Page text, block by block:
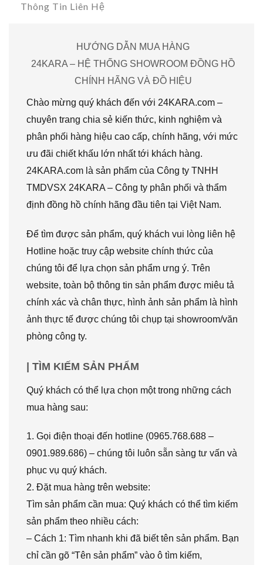
Thông Tin Liên Hệ
HƯỚNG DẪN MUA HÀNG
24KARA – HỆ THỐNG SHOWROOM ĐỒNG HỒ
CHÍNH HÃNG VÀ ĐỒ HIỆU
Chào mừng quý khách đến với 24KARA.com –
chuyên trang chia sẻ kiến thức, kinh nghiệm và
phân phối hàng hiệu cao cấp, chính hãng, với mức
ưu đãi chiết khấu lớn nhất tới khách hàng.
24KARA.com là sản phẩm của Công ty TNHH
TMDVSX 24KARA – Công ty phân phối và thẩm
định đồng hồ chính hãng đầu tiên tại Việt Nam.
Để tìm được sản phẩm, quý khách vui lòng liên hệ
Hotline hoặc truy cập website chính thức của
chúng tôi để lựa chọn sản phẩm ưng ý. Trên
website, toàn bộ thông tin sản phẩm được miêu tả
chính xác và chân thực, hình ảnh sản phẩm là hình
ảnh thực tế được chúng tôi chụp tại showroom/văn
phòng công ty.
| TÌM KIẾM SẢN PHẨM
Quý khách có thể lựa chọn một trong những cách
mua hàng sau:
1. Gọi điện thoại đến hotline (0965.768.688 –
0901.989.686) – chúng tôi luôn sẵn sàng tư vấn và
phục vụ quý khách.
2. Đặt mua hàng trên website:
Tìm sản phẩm cần mua: Quý khách có thể tìm kiếm
sản phẩm theo nhiều cách:
– Cách 1: Tìm nhanh khi đã biết tên sản phẩm. Bạn
chỉ cần gõ “Tên sản phẩm” vào ô tìm kiếm,